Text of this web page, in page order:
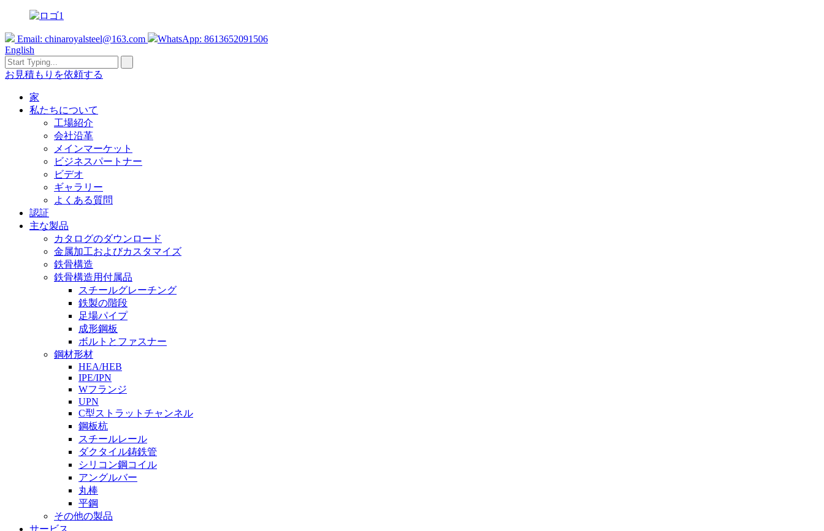
Email: chinaroyalsteel@163.com
WhatsApp: 8613652091506
English
お見積もりを依頼する
家
私たちについて
工場紹介
会社沿革
メインマーケット
ビジネスパートナー
ビデオ
ギャラリー
よくある質問
認証
主な製品
カタログのダウンロード
金属加工およびカスタマイズ
鉄骨構造
鉄骨構造用付属品
スチールグレーチング
鉄製の階段
足場パイプ
成形鋼板
ボルトとファスナー
鋼材形材
HEA/HEB
IPE/IPN
Wフランジ
UPN
C型ストラットチャンネル
鋼板杭
スチールレール
ダクタイル鋳鉄管
シリコン鋼コイル
アングルバー
丸棒
平鋼
その他の製品
サービス